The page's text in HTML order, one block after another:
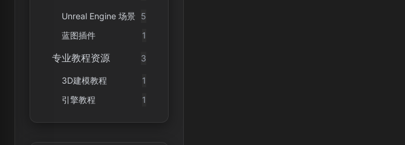
Unreal Engine 场景 5
蓝图插件
1
专业教程资源 3
3D建模教程
1
引擎教程
1